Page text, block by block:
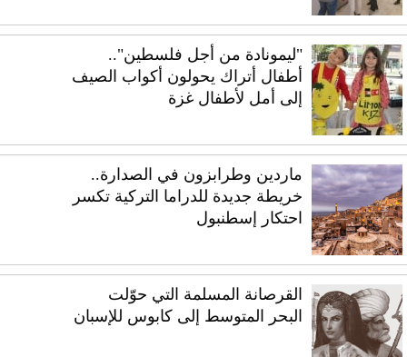
"ليمونادة من أجل فلسطين"..
أطفال أتراك يحولون أكواب الصيف
إلى أمل لأطفال غزة
ماردين وطرابزون في الصدارة..
خريطة جديدة للدراما التركية تكسر
احتكار إسطنبول
القرصانة المسلمة التي حوّلت
البحر المتوسط إلى كابوس للإسبان